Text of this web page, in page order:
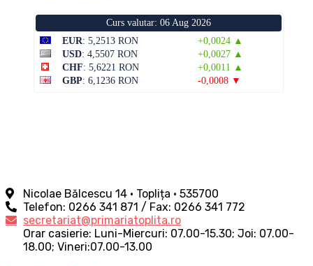
Curs valutar: 06 Aug 2026
EUR: 5,2513 RON
+0,0024 ▲
USD: 4,5507 RON
+0,0027 ▲
CHF: 5,6221 RON
+0,0011 ▲
GBP: 6,1236 RON -0,0008 ▼
Nicolae Bălcescu 14 • Toplița • 535700
Telefon: 0266 341 871 / Fax: 0266 341 772
secretariat@primariatoplita.ro
Orar casierie: Luni-Miercuri: 07.00-15.30; Joi: 07.00-
18.00; Vineri:07.00-13.00